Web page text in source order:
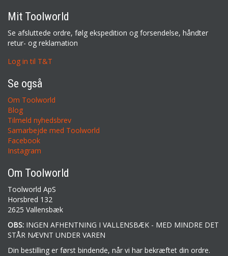
Mit Toolworld
Se afsluttede ordre, følg ekspedition og forsendelse, håndter
retur- og reklamation
Log in til T&T
Se også
Om Toolworld
Blog
Tilmeld nyhedsbrev
Samarbejde med Toolworld
Facebook
Instagram
Om Toolworld
Toolworld ApS
Horsbred 132
2625 Vallensbæk
OBS: INGEN AFHENTNING I VALLENSBÆK - MED MINDRE DET
STÅR NÆVNT UNDER VAREN
Din bestilling er først bindende, når vi har bekræftet din ordre.